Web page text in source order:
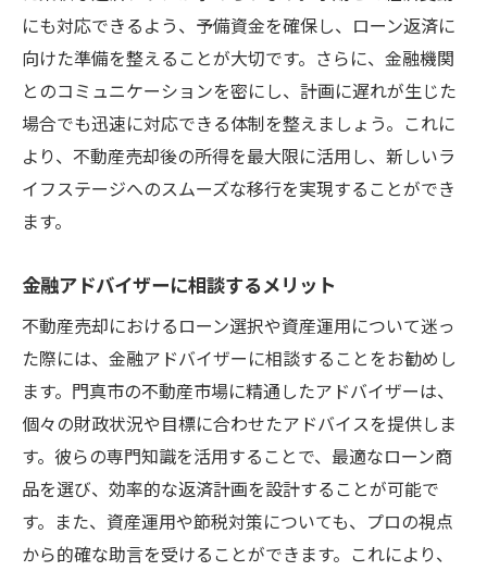
にも対応できるよう、予備資金を確保し、ローン返済に
向けた準備を整えることが大切です。さらに、金融機関
とのコミュニケーションを密にし、計画に遅れが生じた
場合でも迅速に対応できる体制を整えましょう。これに
より、不動産売却後の所得を最大限に活用し、新しいラ
イフステージへのスムーズな移行を実現することができ
ます。
金融アドバイザーに相談するメリット
不動産売却におけるローン選択や資産運用について迷っ
た際には、金融アドバイザーに相談することをお勧めし
ます。門真市の不動産市場に精通したアドバイザーは、
個々の財政状況や目標に合わせたアドバイスを提供しま
す。彼らの専門知識を活用することで、最適なローン商
品を選び、効率的な返済計画を設計することが可能で
す。また、資産運用や節税対策についても、プロの視点
から的確な助言を受けることができます。これにより、